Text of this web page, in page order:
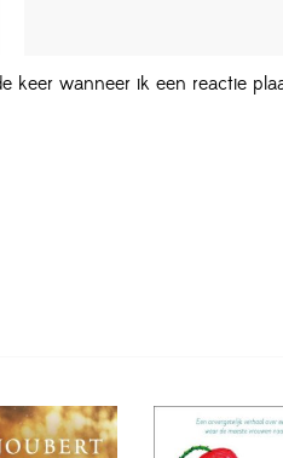
keer wanneer ik een reactie